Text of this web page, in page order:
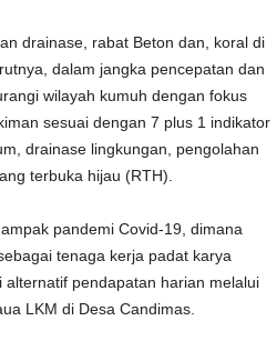
drainase, rabat Beton dan, koral di
dalam jangka pencepatan dan
wilayah kumuh dengan fokus
sesuai dengan 7 plus 1 indikator
drainase lingkungan, pengolahan
terbuka hijau (RTH).
pandemi Covid-19, dimana
tenaga kerja padat karya
pendapatan harian melalui
LKM di Desa Candimas.